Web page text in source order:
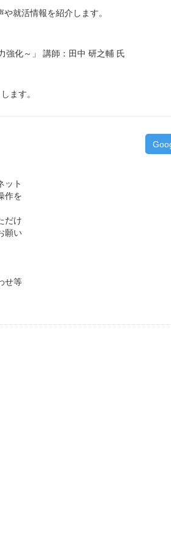
情報を紹介します。
～」 講師：田中 研之輔 氏
す。
ット
作を
だけ
願い
せ等